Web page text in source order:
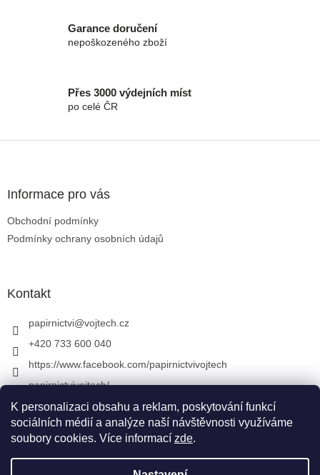
K personalizaci obsahu a reklam, poskytování funkcí
sociálních médií a analýze naší návštěvnosti využíváme
soubory cookies. Více informací zde.
Garance doručení
nepoškozeného zboží
Přes 3000 výdejních míst
po celé ČR
Informace pro vás
Obchodní podmínky
Podmínky ochrany osobních údajů
Kontakt
papirnictvi@vojtech.cz
+420 733 600 040
https://www.facebook.com/papirnictvivojtech
papirnictvivojtech/
+420 733 600 040
Vytvořil Shoptet&